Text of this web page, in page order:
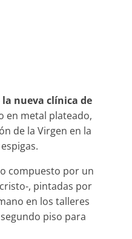
la nueva clínica de
en metal plateado,
de la Virgen en la
compuesto por un
, pintadas por
en los talleres
piso para